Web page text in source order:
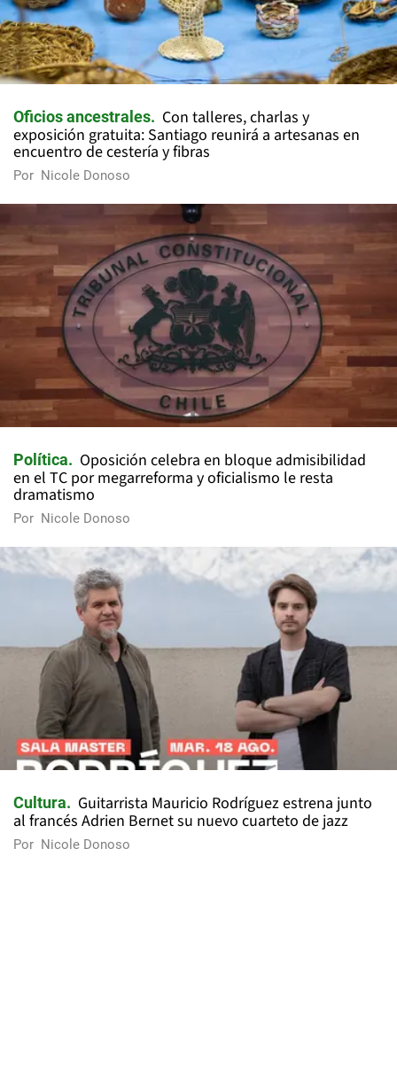
Oficios ancestrales
Con talleres, charlas y
exposición gratuita: Santiago reunirá a artesanas en
encuentro de cestería y fibras
Por Nicole Donoso
Política
Oposición celebra en bloque admisibilidad
en el TC por megarreforma y oficialismo le resta
dramatismo
Por Nicole Donoso
Cultura
Guitarrista Mauricio Rodríguez estrena junto
al francés Adrien Bernet su nuevo cuarteto de jazz
Por Nicole Donoso